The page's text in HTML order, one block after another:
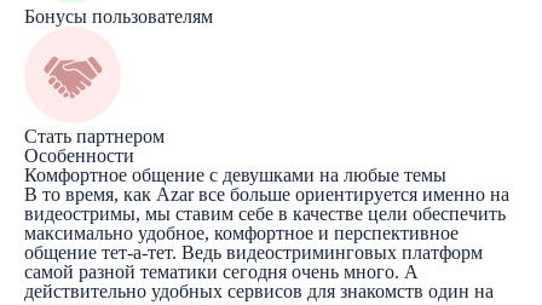
Бонусы пользователям
Стать партнером
Особенности
Комфортное общение с девушками на любые темы
В то время, как Azar все больше ориентируется именно на
видеостримы, мы ставим себе в качестве цели обеспечить
максимально удобное, комфортное и перспективное
общение тет-а-тет. Ведь видеостриминговых платформ
самой разной тематики сегодня очень много. А
действительно удобных сервисов для знакомств один на